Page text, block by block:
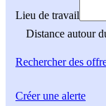
Lieu de travail
Distance autour
Rechercherdes
Créer une alerte